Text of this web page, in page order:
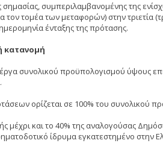
συμπεριλαμβανομένης της
τομέα των μεταφορών) στην τριετία
ένταξης της πρότασης.
κατανομή
συνολικού προϋπολογισμού ύψους
ορίζεται σε 100% του συνολικού
και το 40% της αναλογούσας
ίδρυμα εγκατεστημένο στην